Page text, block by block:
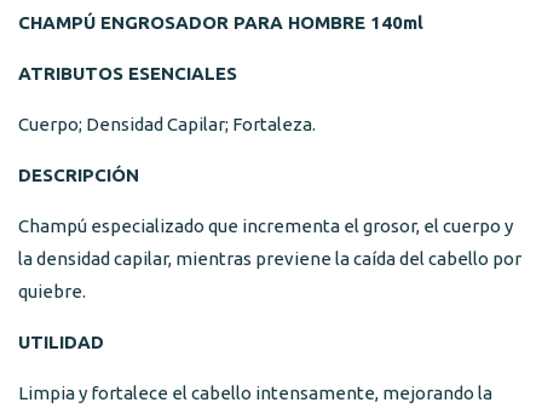
CHAMPÚ ENGROSADOR PARA HOMBRE 140ml
ATRIBUTOS ESENCIALES
Cuerpo; Densidad Capilar; Fortaleza.
DESCRIPCIÓN
Champú especializado que incrementa el grosor, el cuerpo y
la densidad capilar, mientras previene la caída del cabello por
quiebre.
UTILIDAD
Limpia y fortalece el cabello intensamente, mejorando la